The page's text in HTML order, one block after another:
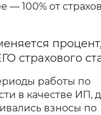
— 100% от
страхового
работы по
в качестве ИП,
взносы по